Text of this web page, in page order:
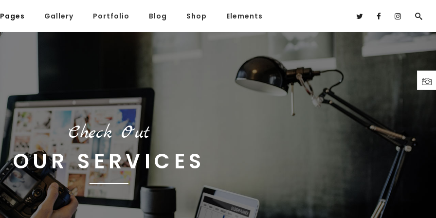
Pages Gallery Portfolio Blog Shop Elements
Check Out
OUR SERVICES